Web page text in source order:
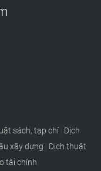
sách, tạp chí| Dịch
xây dựng
Dịch thuật
tài chính